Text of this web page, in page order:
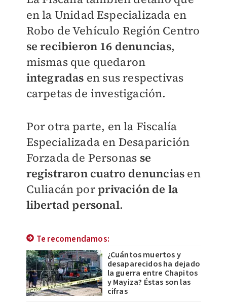
en la Unidad Especializada en
Robo de Vehículo Región Centro
se recibieron 16 denuncias,
mismas que quedaron
integradas en sus respectivas
carpetas de investigación.
Por otra parte, en la Fiscalía
Especializada en Desaparición
Forzada de Personas se
registraron cuatro denuncias en
Culiacán porprivación de la
libertad personal.
Te recomendamos:
¿Cuántos muertos y
desaparecidos ha dejado
la guerra entre Chapitos
y Mayiza? Éstas son las
cifras